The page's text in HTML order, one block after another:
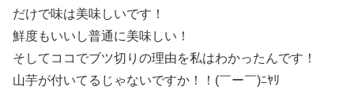
だけで味は美味しいです！
鮮度もいいし普通に美味しい！
そしてココでブツ切りの理由を私はわかったんです！
山芋が付いてるじゃないですか！！(￣ー￣)ﾆﾔﾘ